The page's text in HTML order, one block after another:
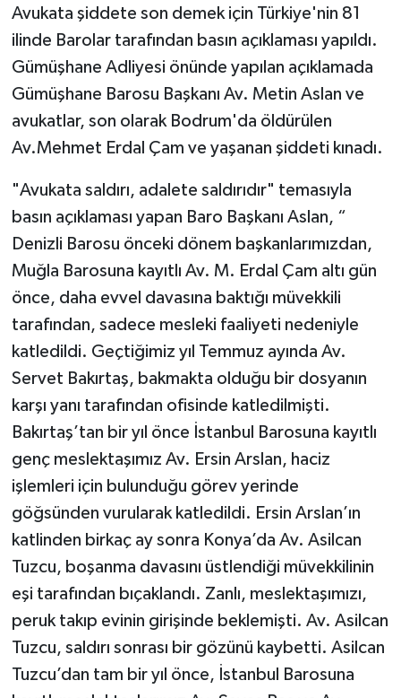
Avukata şiddete son demek için Türkiye'nin 81
ilinde Barolar tarafından basın açıklaması yapıldı.
Gümüşhane Adliyesi önünde yapılan açıklamada
Gümüşhane Barosu Başkanı Av. Metin Aslan ve
avukatlar, son olarak Bodrum'da öldürülen
Av.Mehmet Erdal Çam ve yaşanan şiddeti kınadı.
"Avukata saldırı, adalete saldırıdır" temasıyla
basın açıklaması yapan Baro Başkanı Aslan, “
Denizli Barosu önceki dönem başkanlarımızdan,
Muğla Barosuna kayıtlı Av. M. Erdal Çam altı gün
önce, daha evvel davasına baktığı müvekkili
tarafından, sadece mesleki faaliyeti nedeniyle
katledildi. Geçtiğimiz yıl Temmuz ayında Av.
Servet Bakırtaş, bakmakta olduğu bir dosyanın
karşı yanı tarafından ofisinde katledilmişti.
Bakırtaş’tan bir yıl önce İstanbul Barosuna kayıtlı
genç meslektaşımız Av. Ersin Arslan, haciz
işlemleri için bulunduğu görev yerinde
göğsünden vurularak katledildi. Ersin Arslan’ın
katlinden birkaç ay sonra Konya’da Av. Asilcan
Tuzcu, boşanma davasını üstlendiği müvekkilinin
eşi tarafından bıçaklandı. Zanlı, meslektaşımızı,
peruk takıp evinin girişinde beklemişti. Av. Asilcan
Tuzcu, saldırı sonrası bir gözünü kaybetti. Asilcan
Tuzcu’dan tam bir yıl önce, İstanbul Barosuna